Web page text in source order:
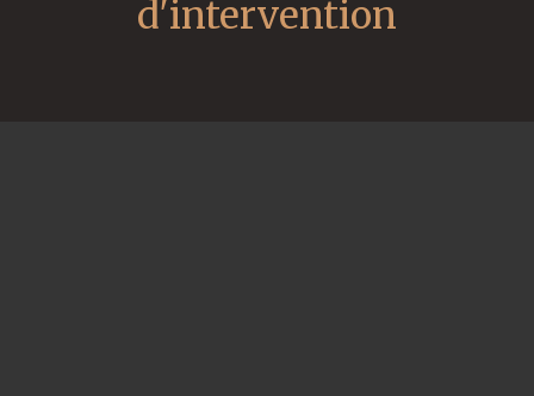
d'intervention